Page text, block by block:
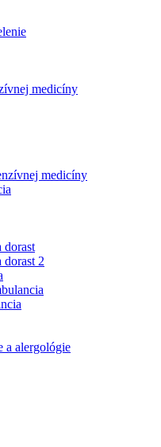
medicíny
medicíny
dorast
dorast 2
a alergológie